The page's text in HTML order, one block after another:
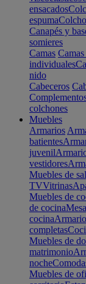
ensacados
espuma
Canapés y
somieres
Camas
individuales
nido
Cabeceros
colchones
Muebles
Armarios
batientes
juvenil
vestidores
Muebles de
TVVitrinas
Muebles de
de cocina
cocina
completas
Muebles de
matrimonio
noche
Muebles de